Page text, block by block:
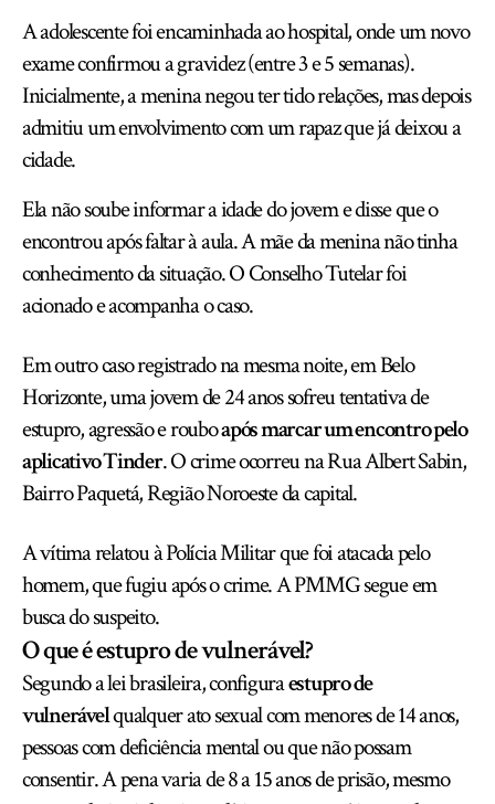
A adolescente foi encaminhada ao hospital, onde um novo
exame confirmou a gravidez (entre 3 e 5 semanas).
Inicialmente, a menina negou ter tido relações, mas depois
admitiu um envolvimento com um rapaz que já deixou a
cidade.
Ela não soube informar a idade do jovem e disse que o
encontrou após faltar à aula. A mãe da menina não tinha
conhecimento da situação. O Conselho Tutelar foi
acionado e acompanha o caso.
Em outro caso registrado na mesma noite, em Belo
Horizonte, uma jovem de 24 anos sofreu tentativa de
estupro, agressão e rouboapós marcar um encontro pelo
aplicativo Tinder. O crime ocorreu na Rua Albert Sabin,
Bairro Paquetá, Região Noroeste da capital.
A vítima relatou à Polícia Militar que foi atacada pelo
homem, que fugiu após o crime. A PMMG segue em
busca do suspeito.
O que é estupro de vulnerável?
Segundo a lei brasileira, configuraestupro de
vulnerávelqualquer ato sexual com menores de 14 anos,
pessoas com deficiência mental ou que não possam
consentir. A pena varia de 8 a 15 anos de prisão, mesmo